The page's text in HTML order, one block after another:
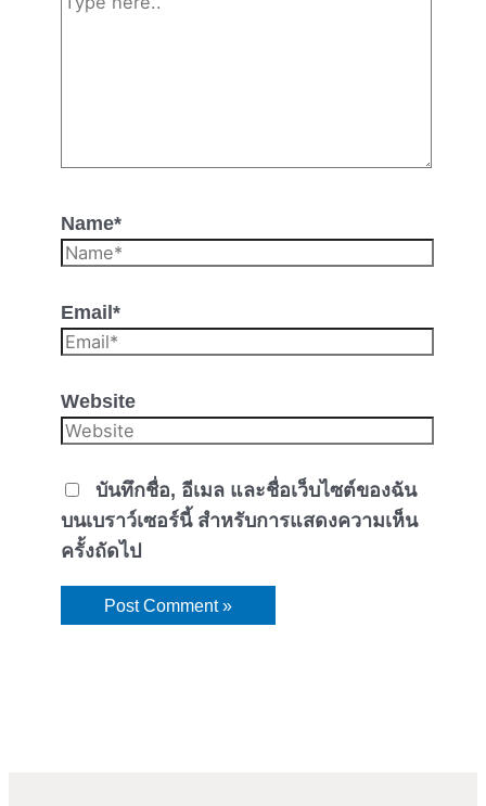
Name*
Email*
Website
บันทึกชื่อ, อีเมล และชื่อเว็บไซต์ของฉัน
บนเบราว์เซอร์นี้ สำหรับการแสดงความเห็น
ครั้งถัดไป